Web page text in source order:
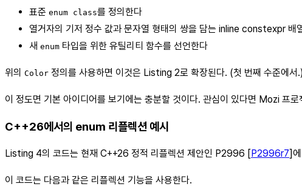
표준 enum class를 정의한다
열거자의 기저 정수 값과 문자열 형태의 쌍을 담는 inline constexpr 배
새 enum 타입을 위한 유틸리티 함수를 선언한다
위의 Color 정의를 사용하면 이것은 Listing 2로 확장된다. (첫 번째 수준에
이 정도면 기본 아이디어를 보기에는 충분할 것이다. 관심이 있다면 Mozi 프
C++26에서의 enum 리플렉션 예시
Listing 4의 코드는 현재 C++26 정적 리플렉션 제안인 P2996 [P2996r7]
이 코드는 다음과 같은 리플렉션 기능을 사용한다.